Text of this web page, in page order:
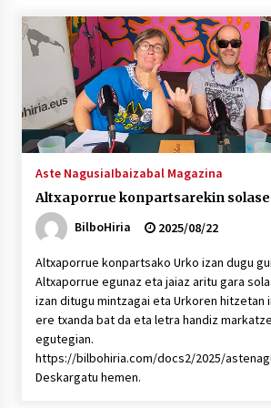
“Hiztegi bat” Gorka Urbizuk idatzitako letren
hiztegia
2026/07/23
Bakaikuko barnetegitik
berezia
Tuba eta bonbardinoaren
Kontserbatorioan
Auzoportala : 1×04
2026/07/15
Gaur abitua da Bilbao bbk
Aste NagusiaIbaizabal Magazina
Altxaporrue konpartsarekin
BilboHiria
2025/08/22
Altxaporrue konpartsako Urko izan dugu
Altxaporrue egunaz eta jaiaz aritu gara
izan ditugu mintzagai eta Urkoren
ere txanda bat da eta letra handiz
egutegian.
https://bilbohiria.com/docs2/2025/
Deskargatu hemen.